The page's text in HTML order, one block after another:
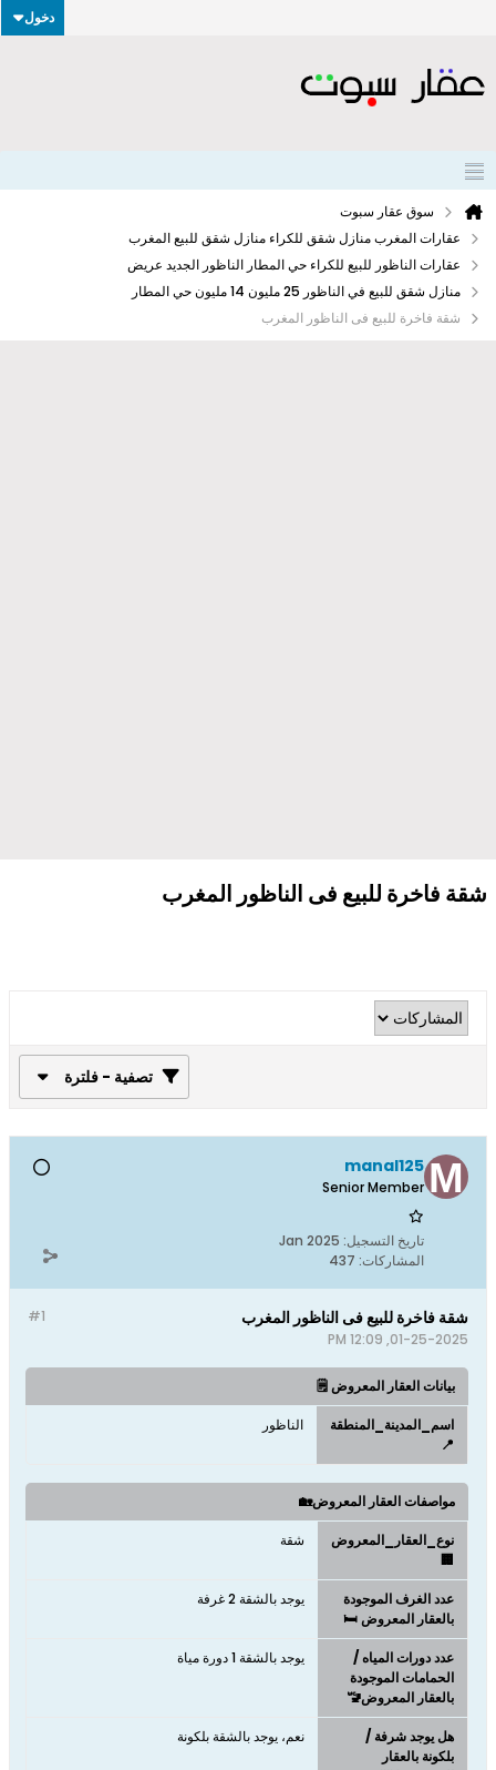
دخول
سوق عقار سبوت
عقارات المغرب منازل شقق للكراء منازل شقق للبيع المغرب
عقارات الناظور للبيع للكراء حي المطار الناظور الجديد عريض
منازل شقق للبيع في الناظور 25 مليون 14 مليون حي المطار
شقة فاخرة للبيع فى الناظور المغرب
شقة فاخرة للبيع فى الناظور المغرب
تصفية - فلترة
manal125
Senior Member
تاريخ التسجيل: Jan 2025
المشاركات: 437
#1 شقة فاخرة للبيع فى الناظور المغرب
01-25-2025, 12:09 PM
بيانات العقار المعروض 🗒️
اسم_المدينة_المنطقة
📍
الناظور
مواصفات العقار المعروض🏡
نوع_العقار_المعروض
🏢
شقة
عدد الغرف الموجودة
بالعقار المعروض 🛏️
يوجد بالشقة 2 غرفة
عدد دورات المياه /
الحمامات الموجودة
بالعقار المعروض🚾
يوجد بالشقة 1 دورة مياة
هل يوجد شرفة /
بلكونة بالعقار
نعم، يوجد بالشقة بلكونة